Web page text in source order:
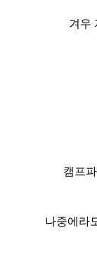
겨우
캠프
나중에라